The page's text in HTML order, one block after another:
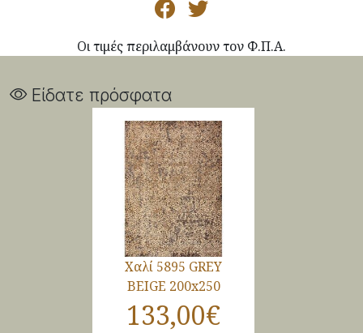
Οι τιμές περιλαμβάνουν τον Φ.Π.Α.
Είδατε πρόσφατα
Χαλί 5895 GREY
BEIGE 200x250
133,00€